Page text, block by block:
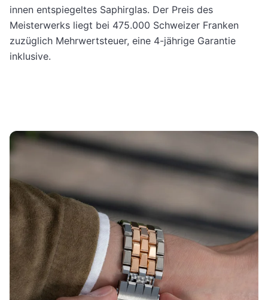
innen entspiegeltes Saphirglas. Der Preis des
Meisterwerks liegt bei 475.000 Schweizer Franken
zuzüglich Mehrwertsteuer, eine 4-jährige Garantie
inklusive.